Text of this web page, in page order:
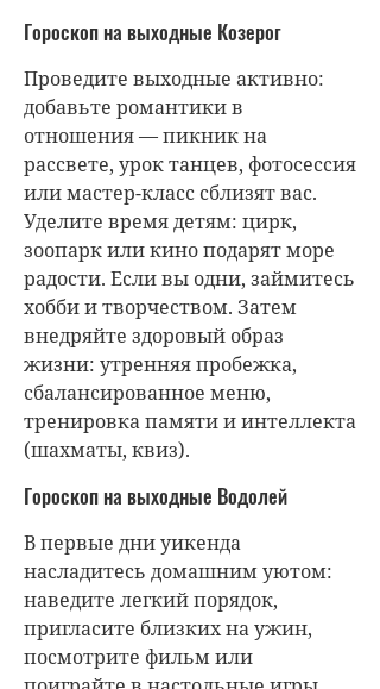
Гороскоп на выходные Козерог
Проведите выходные активно:
добавьте романтики в
отношения — пикник на
рассвете, урок танцев, фотосессия
или мастер-класс сблизят вас.
Уделите время детям: цирк,
зоопарк или кино подарят море
радости. Если вы одни, займитесь
хобби и творчеством. Затем
внедряйте здоровый образ
жизни: утренняя пробежка,
сбалансированное меню,
тренировка памяти и интеллекта
(шахматы, квиз).
Гороскоп на выходные Водолей
В первые дни уикенда
насладитесь домашним уютом:
наведите легкий порядок,
пригласите близких на ужин,
посмотрите фильм или